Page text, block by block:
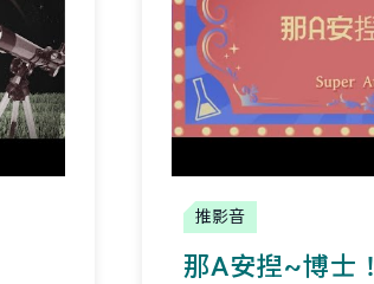
推影音
那A安揑~博士！